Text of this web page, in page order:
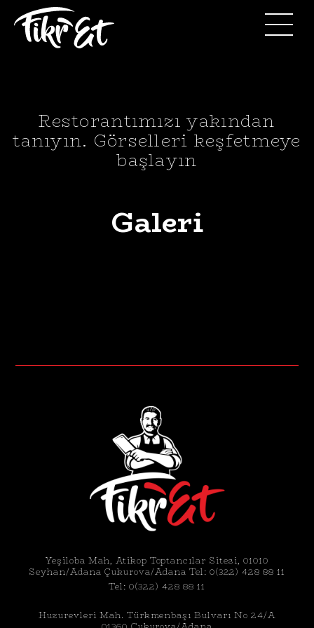
Restorantımızı yakından
tanıyın. Görselleri keşfetmeye
başlayın
Galeri
Yeşiloba Mah, Atikop Toptancılar Sitesi, 01010
Seyhan/Adana Çukurova/Adana Tel: 0(322) 428 88 11
Tel:0(322) 428 88 11
Huzurevleri Mah. Türkmenbaşı Bulvarı No 24/A